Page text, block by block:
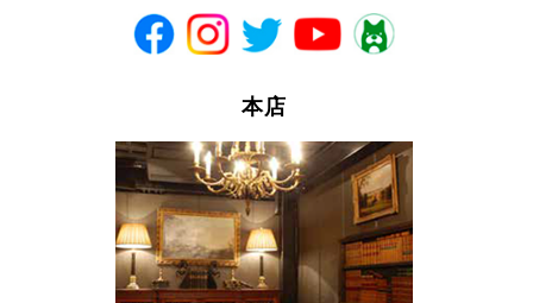
本店